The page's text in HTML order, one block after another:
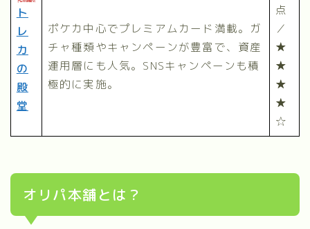
ト
レ
カ
の
殿
堂
ポケカ中心でプレミアムカード満載。ガ
チャ種類やキャンペーンが豊富で、資産
運用層にも人気。SNSキャンペーンも積
極的に実施。
点
／
★
★
★
★
☆
オリパ本舗とは？